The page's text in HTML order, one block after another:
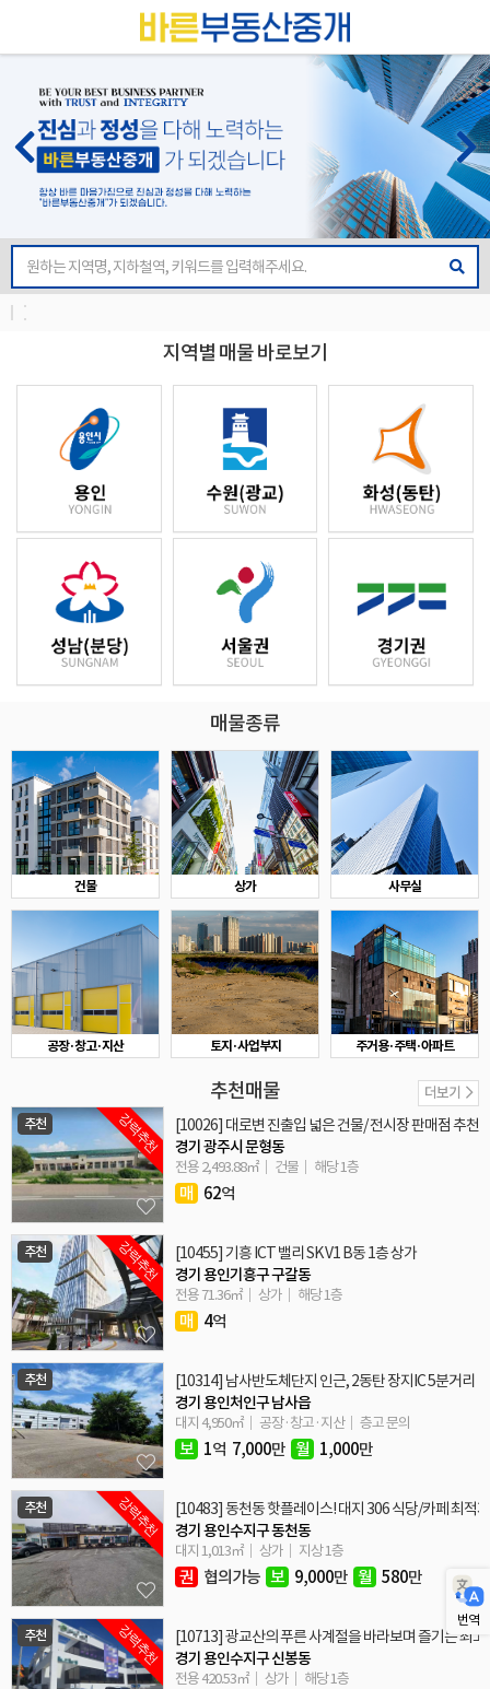
지역별 매물 바로보기
매물종류
건물 상가 사무실
공장·창고·지산 토지·사업부지 주거용·주택·아파트
추천매물 더보기
강력추천
추천
[10026] 대로변 진출입 넓은 건물/ 전시장 판매점 추천
경기 광주시 문형동
전용 2,493.88㎡ 건물 해당 1층
매 62억
강력추천
추천
[10455] 기흥 ICT 밸리 SK V1 B동 1층 상가
경기 용인기흥구 구갈동
전용 71.36㎡ 상가 해당 1층
매 4억
추천
[10314] 남사반도체단지 인근, 2동탄 장지IC 5분거리
경기 용인처인구 남사읍
대지 4,950㎡ 공장·창고·지산 층고 문의
보 1억 7,000만 월 1,000만
강력추천
추천
[10483] 동천동 핫플레이스! 대지 306 식당/카페 최적
경기 용인수지구 동천동
대지 1,013㎡ 상가 지상 1층
권 협의가능 보 9,000만 월 580만
강력추천
추천
[10713] 광교산의 푸른 사계절을 바라보며 즐기는 최
경기 용인수지구 신봉동
전용 420.53㎡ 상가 해당 1층
번역